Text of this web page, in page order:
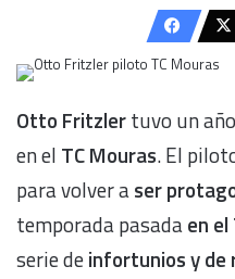
Otto Fritzlertuvo un
en el TC Mouras. El
para volver aser
temporada pasadaen el
serie deinfortunios y de